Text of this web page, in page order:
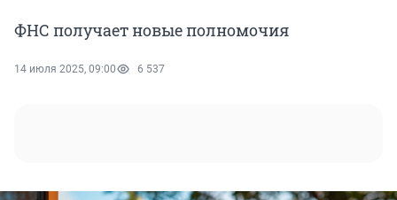
ФНС получает новые полномочия
14 июля 2025, 09:00 6 537